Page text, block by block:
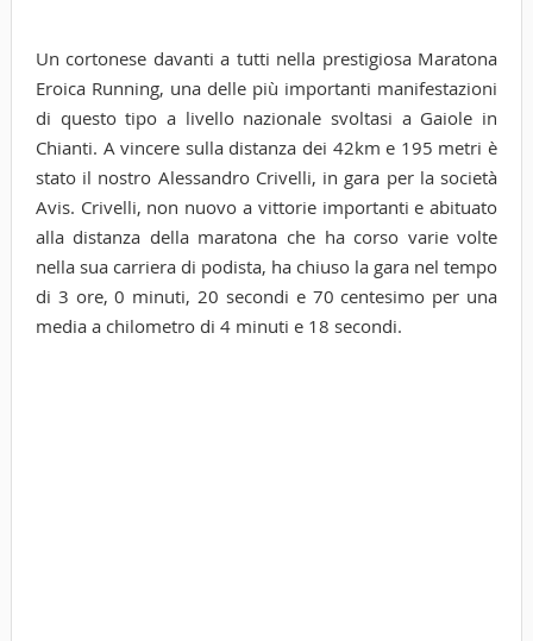
Un cortonese davanti a tutti nella prestigiosa Maratona
Eroica Running, una delle più importanti manifestazioni
di questo tipo a livello nazionale svoltasi a Gaiole in
Chianti. A vincere sulla distanza dei 42km e 195 metri è
stato il nostro Alessandro Crivelli, in gara per la società
Avis. Crivelli, non nuovo a vittorie importanti e abituato
alla distanza della maratona che ha corso varie volte
nella sua carriera di podista, ha chiuso la gara nel tempo
di 3 ore, 0 minuti, 20 secondi e 70 centesimo per una
media a chilometro di 4 minuti e 18 secondi.